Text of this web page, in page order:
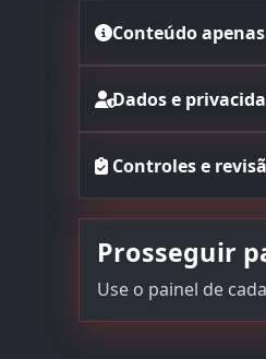
Conteúdo
Dados e
Controles e
Prosseguir
Use o painel de